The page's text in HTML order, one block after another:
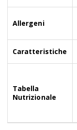
Allergeni
Caratteristiche
Tabella
Nutrizionale